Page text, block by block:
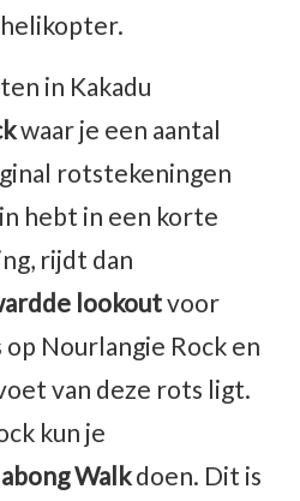
in Kakadu
waar je een aantal
rotstekeningen
hebt in een korte
rijdt dan
lookoutvoor
Nourlangie Rock en
van deze rots ligt.
kun je
Walkdoen. Dit is